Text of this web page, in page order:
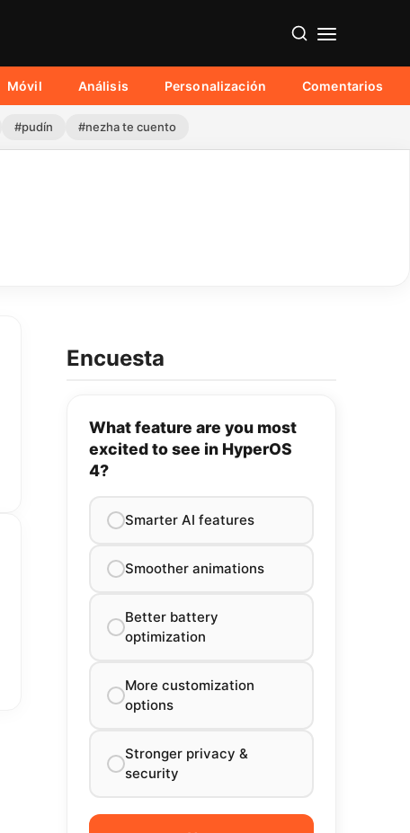
Móvil Análisis Personalización Comentarios
#pudín #nezha te cuento
Encuesta
What feature are you most
excited to see in HyperOS
4?
Smarter AI features
Smoother animations
Better battery
optimization
More customization
options
Stronger privacy &
security